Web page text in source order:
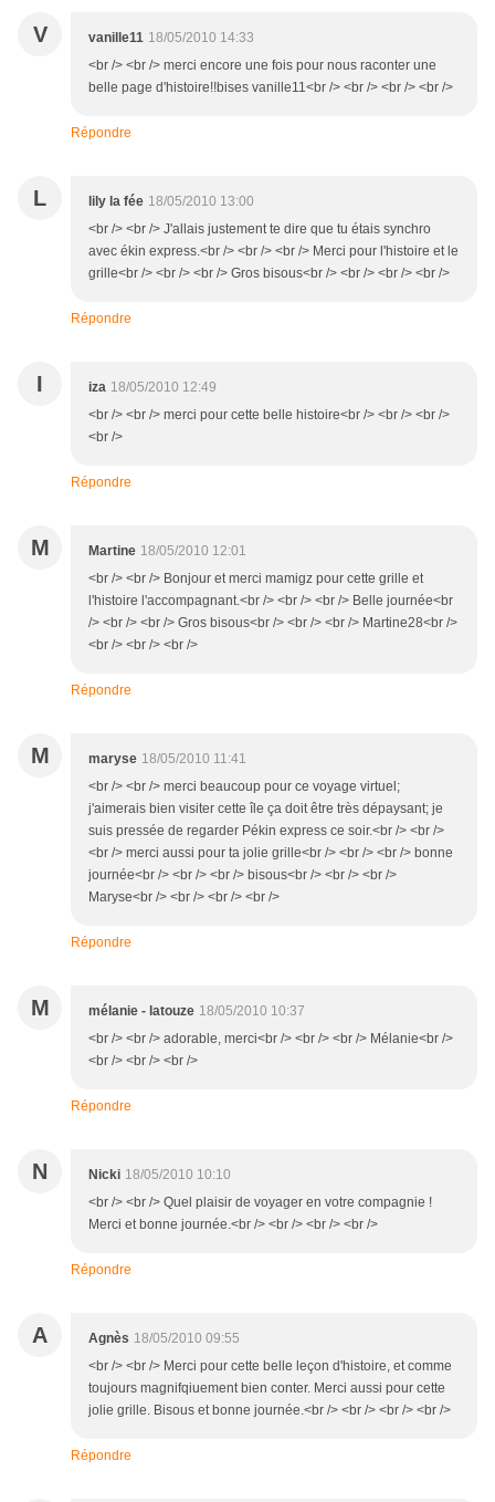
V vanille11 18/05/2010 14:33
<br /> <br /> merci encore une fois pour nous raconter une
belle page d'histoire!!bises vanille11<br /> <br /> <br /> <br />
Répondre
L lily la fée 18/05/2010 13:00
<br /> <br /> J'allais justement te dire que tu étais synchro
avec ékin express.<br /> <br /> <br /> Merci pour l'histoire et le
grille<br /> <br /> <br /> Gros bisous<br /> <br /> <br /> <br />
Répondre
I iza 18/05/2010 12:49
<br /> <br /> merci pour cette belle histoire<br /> <br /> <br />
<br />
Répondre
M Martine 18/05/2010 12:01
<br /> <br /> Bonjour et merci mamigz pour cette grille et
l'histoire l'accompagnant.<br /> <br /> <br /> Belle journée<br
/> <br /> <br /> Gros bisous<br /> <br /> <br /> Martine28<br />
<br /> <br /> <br />
Répondre
M maryse 18/05/2010 11:41
<br /> <br /> merci beaucoup pour ce voyage virtuel;
j'aimerais bien visiter cette île ça doit être très dépaysant; je
suis pressée de regarder Pékin express ce soir.<br /> <br />
<br /> merci aussi pour ta jolie grille<br /> <br /> <br /> bonne
journée<br /> <br /> <br /> bisous<br /> <br /> <br />
Maryse<br /> <br /> <br /> <br />
Répondre
M mélanie - latouze 18/05/2010 10:37
<br /> <br /> adorable, merci<br /> <br /> <br /> Mélanie<br />
<br /> <br /> <br />
Répondre
N Nicki 18/05/2010 10:10
<br /> <br /> Quel plaisir de voyager en votre compagnie !
Merci et bonne journée.<br /> <br /> <br /> <br />
Répondre
A Agnès 18/05/2010 09:55
<br /> <br /> Merci pour cette belle leçon d'histoire, et comme
toujours magnifqiuement bien conter. Merci aussi pour cette
jolie grille. Bisous et bonne journée.<br /> <br /> <br /> <br />
Répondre